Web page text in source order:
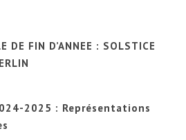
DE FIN D’ANNEE : SOLSTICE
2025 : Représentations